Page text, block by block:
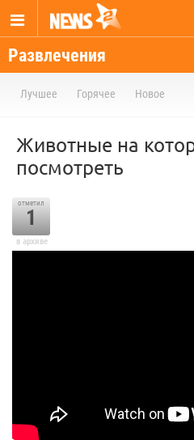
Развлечения
Лучшее Горячее Новое
Животные на
посмотреть
отметил
1
в архиве